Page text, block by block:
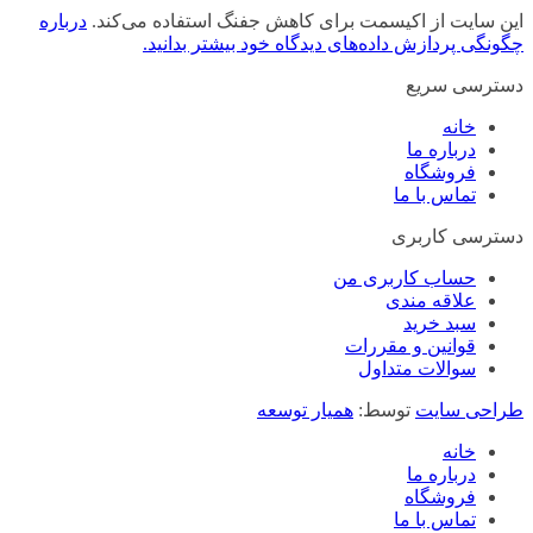
این سایت از اکیسمت برای کاهش جفنگ استفاده می‌کند. درباره
چگونگی پردازش داده‌های دیدگاه خود بیشتر بدانید.
دسترسی سریع
خانه
درباره ما
فروشگاه
تماس با ما
دسترسی کاربری
حساب کاربری من
علاقه مندی
سبد خرید
قوانین و مقررات
سوالات متداول
طراحی سایت توسط: همیار توسعه
خانه
درباره ما
فروشگاه
تماس با ما